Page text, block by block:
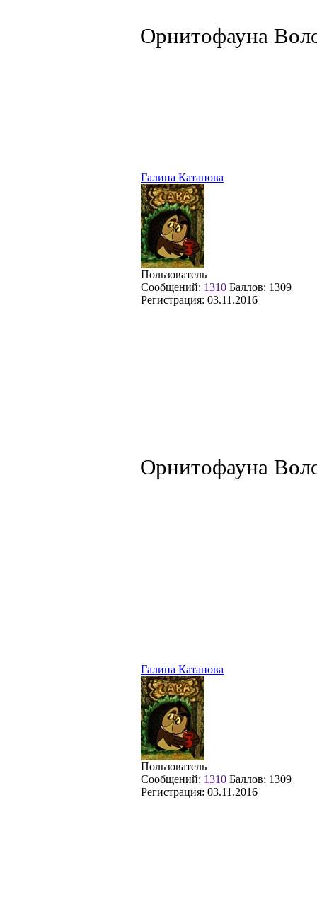
Орнитофауна
Галина Катанова
Пользователь
Сообщений: 1310 Баллов: 1309
Регистрация: 03.11.2016
Орнитофауна
Галина Катанова
Пользователь
Сообщений: 1310 Баллов: 1309
Регистрация: 03.11.2016